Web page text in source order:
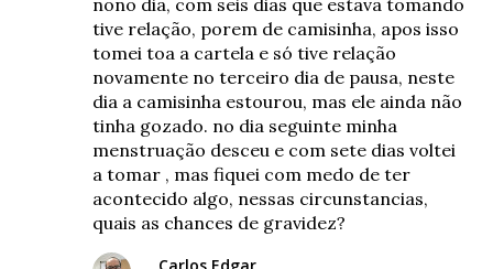
tive relação, porem de camisinha, apos isso
tomei toa a cartela e só tive relação
novamente no terceiro dia de pausa, neste
dia a camisinha estourou, mas ele ainda não
tinha gozado. no dia seguinte minha
menstruação desceu e com sete dias voltei
a tomar , mas fiquei com medo de ter
acontecido algo, nessas circunstancias,
quais as chances de gravidez?